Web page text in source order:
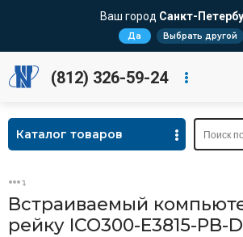
Ваш город Санкт-
Да Выбрать другой
(812) 326-59-24
Каталог товаров
Встраиваемый
рейку ICO300-E3815-PB-